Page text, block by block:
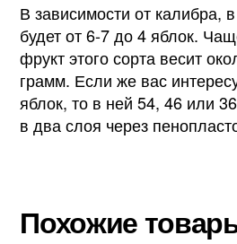
В зависимости от калибра,
будет от 6-7 до 4 яблок.
фрукт этого сорта весит
грамм. Если же вас
яблок, то в ней 54, 46 или
в два слоя через
Похожие